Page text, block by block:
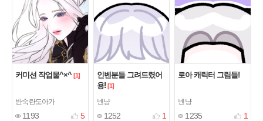
커미션 작업물^×^ [1]
반숙란도아가
1193 5
인벤분들 그려드렸어
용! [1]
넨냥
1252 1
로아 캐릭터 그림들!
넨냥
1235 1